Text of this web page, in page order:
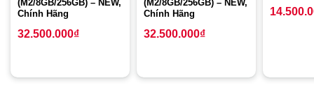
(M2/8GB/256GB) – NEW,
Chính Hãng
32.500.000₫
(M2/8GB/256GB) – NEW,
Chính Hãng
32.500.000₫